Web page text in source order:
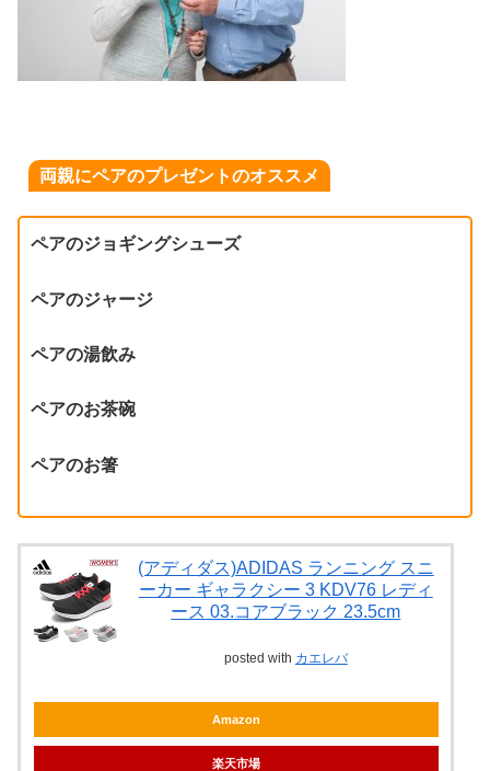
両親にペアのプレゼントのオススメ
ペアのジョギングシューズ
ペアのジャージ
ペアの湯飲み
ペアのお茶碗
ペアのお箸
(アディダス)ADIDAS ランニング スニ
ーカー ギャラクシー 3 KDV76 レディ
ース 03.コアブラック 23.5cm
posted with カエレバ
Amazon
楽天市場